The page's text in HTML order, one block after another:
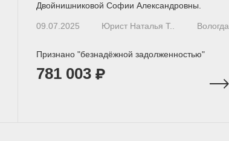
Двойнишниковой Софии Александровны.
09.07.2025 Юрист Наталья Т.. Вологда
Признано "безнадёжной задолженностью"
781 003